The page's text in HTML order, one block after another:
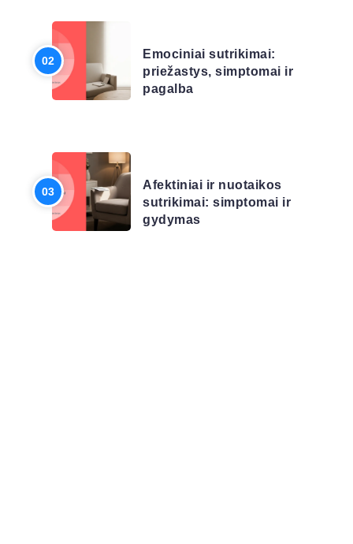
Emociniai sutrikimai:
priežastys, simptomai ir
pagalba
Afektiniai ir nuotaikos
sutrikimai: simptomai ir
gydymas